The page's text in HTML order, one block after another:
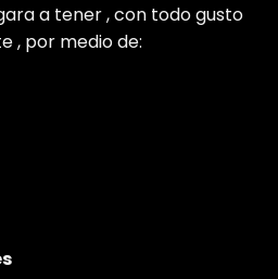
a tener , con todo gusto
, por medio de: